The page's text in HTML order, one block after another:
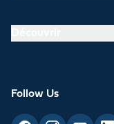
Follow Us